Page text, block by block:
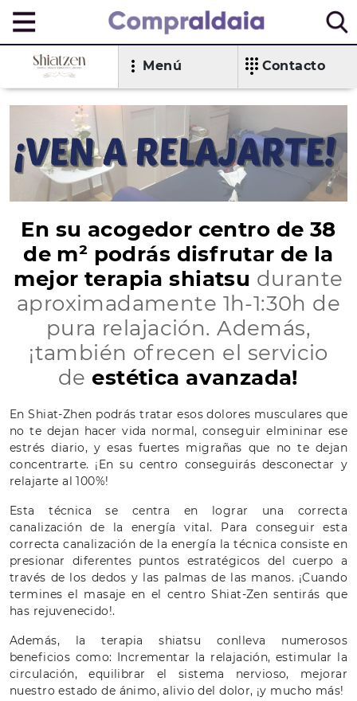
Menú Contacto
En su acogedor centro de 38
de m² podrás disfrutar de la
mejor terapia shiatsu durante
aproximadamente 1h-1:30h de
pura relajación. Además,
¡también ofrecen el servicio
deestética avanzada!
En Shiat-Zhen podrás tratar esos dolores musculares que
no te dejan hacer vida normal, conseguir elmininar ese
estrés diario, y esas fuertes migrañas que no te dejan
concentrarte. ¡En su centro conseguirás desconectar y
relajarte al 100%!
Esta técnica se centra en lograr una correcta
canalización de la energía vital. Para conseguir esta
correcta canalización de la energía la técnica consiste en
presionar diferentes puntos estratégicos del cuerpo a
través de los dedos y las palmas de las manos. ¡Cuando
termines el masaje en el centro Shiat-Zen sentirás que
has rejuvenecido!.
Además, la terapia shiatsu conlleva numerosos
beneficios como: Incrementar la relajación, estimular la
circulación, equilibrar el sistema nervioso, mejorar
nuestro estado de ánimo, alivio del dolor, ¡y mucho más!